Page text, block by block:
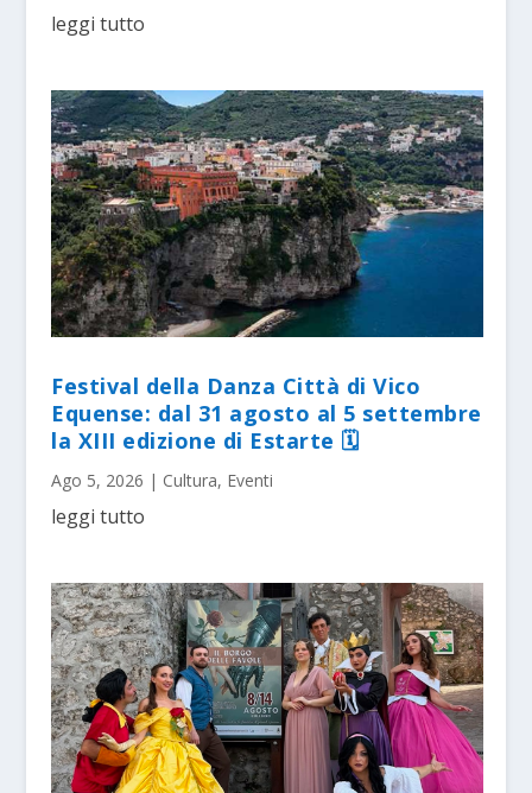
leggi tutto
Festival della Danza Città di Vico
Equense: dal 31 agosto al 5 settembre
la XIII edizione di Estarte 🗓
Ago 5, 2026 | Cultura, Eventi
leggi tutto